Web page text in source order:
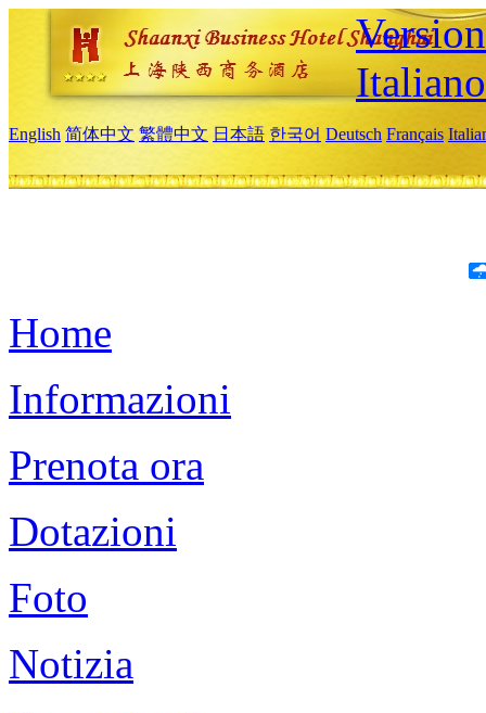
Italiano
English 简体中文 繁體中文 日本語 한국어 Deutsch Français
Home
Informazioni
Prenota ora
Dotazioni
Foto
Notizia